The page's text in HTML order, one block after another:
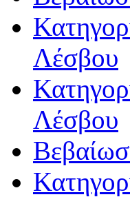
Λέσβου
Λέσβου